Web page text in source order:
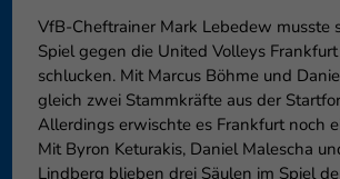
VfB-Cheftrainer Mark Lebedew musste
Spiel gegen die United Volleys
schlucken. Mit Marcus Böhme und
gleich zwei Stammkräfte aus der
Allerdings erwischte es Frankfurt noch
Mit Byron Keturakis, Daniel Malescha
Lindberg blieben drei Säulen im Spiel
Externe Medien (6)
Inhalte von Videoplattformen und Social-Media-
standardmäßig blockiert. Wenn Cookies von
werden, bedarf der Zugriff auf diese Inhalte keiner
Einwilligung mehr.
Cookie-Informationen anzeigen